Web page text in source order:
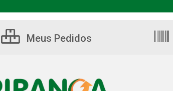
Meus Pedidos